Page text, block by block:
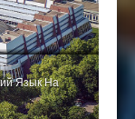
Язык На